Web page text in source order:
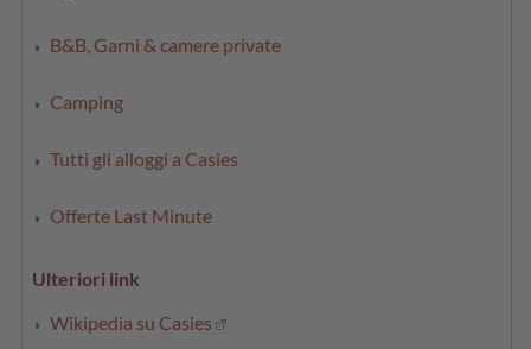
B&B, Garni & camere private
Camping
Tutti gli alloggi a Casies
Offerte Last Minute
Ulteriori link
Wikipedia su Casies